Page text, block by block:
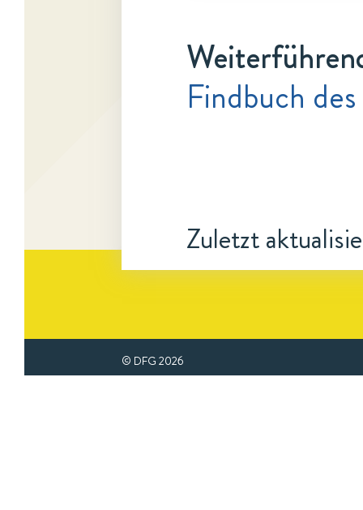
Findbuch
Zuletzt
© DFG 2026